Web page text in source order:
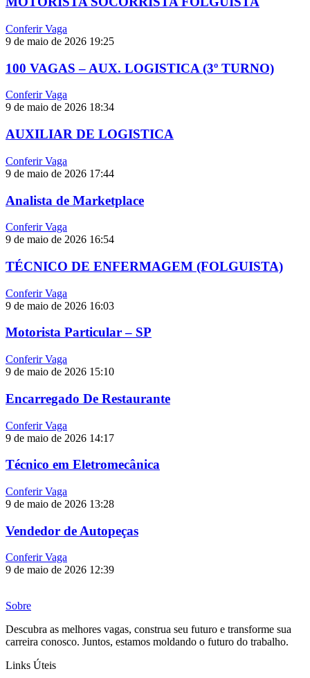
Conferir Vaga
9 de maio de 2026 19:25
100 VAGAS – AUX. LOGISTICA (3º TURNO)
Conferir Vaga
9 de maio de 2026 18:34
AUXILIAR DE LOGISTICA
Conferir Vaga
9 de maio de 2026 17:44
Analista de Marketplace
Conferir Vaga
9 de maio de 2026 16:54
TÉCNICO DE ENFERMAGEM (FOLGUISTA)
Conferir Vaga
9 de maio de 2026 16:03
Motorista Particular – SP
Conferir Vaga
9 de maio de 2026 15:10
Encarregado De Restaurante
Conferir Vaga
9 de maio de 2026 14:17
Técnico em Eletromecânica
Conferir Vaga
9 de maio de 2026 13:28
Vendedor de Autopeças
Conferir Vaga
9 de maio de 2026 12:39
Sobre
Descubra as melhores vagas, construa seu futuro e transforme sua
carreira conosco. Juntos, estamos moldando o futuro do trabalho.
Links Úteis